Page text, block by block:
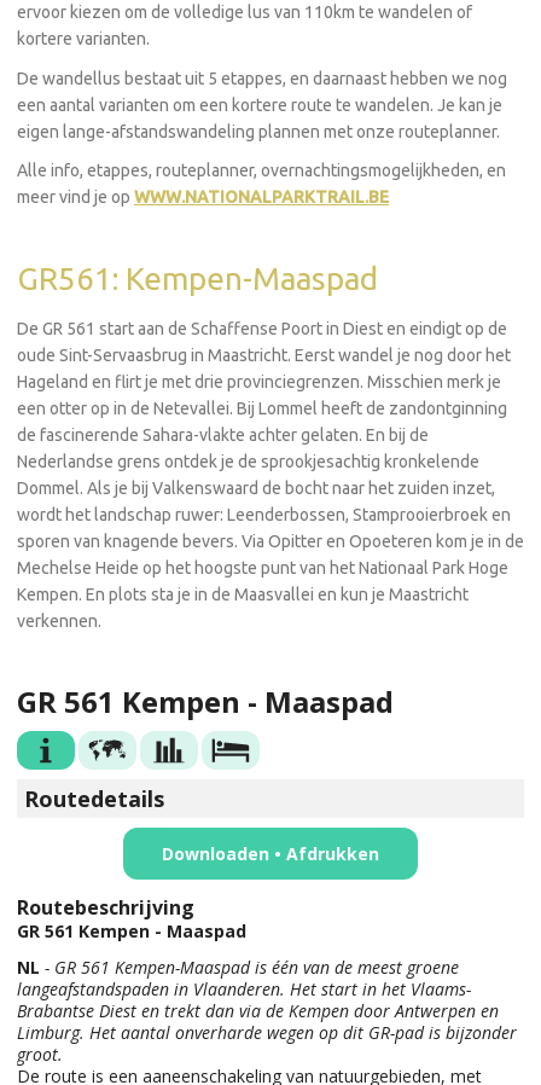
ervoor kiezen om de volledige lus van 110km te wandelen of
kortere varianten.
De wandellus bestaat uit 5 etappes, en daarnaast hebben we nog
een aantal varianten om een kortere route te wandelen. Je kan je
eigen lange-afstandswandeling plannen met onze routeplanner.
Alle info, etappes, routeplanner, overnachtingsmogelijkheden, en
meer vind je op WWW.NATIONALPARKTRAIL.BE
GR561: Kempen-Maaspad
De GR 561 start aan de Schaffense Poort in Diest en eindigt op de
oude Sint-Servaasbrug in Maastricht. Eerst wandel je nog door het
Hageland en flirt je met drie provinciegrenzen. Misschien merk je
een otter op in de Netevallei. Bij Lommel heeft de zandontginning
de fascinerende Sahara-vlakte achter gelaten. En bij de
Nederlandse grens ontdek je de sprookjesachtig kronkelende
Dommel. Als je bij Valkenswaard de bocht naar het zuiden inzet,
wordt het landschap ruwer: Leenderbossen, Stamprooierbroek en
sporen van knagende bevers. Via Opitter en Opoeteren kom je in de
Mechelse Heide op het hoogste punt van het Nationaal Park Hoge
Kempen. En plots sta je in de Maasvallei en kun je Maastricht
verkennen.